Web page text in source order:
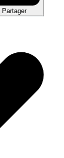
Partager